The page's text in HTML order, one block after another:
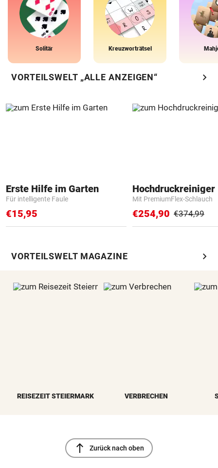
Solitär Kreuzworträtsel
VORTEILSWELT „ALLE ANZEIGEN“ chevron_right
Erste Hilfe im Garten
Für intelligente Faule
€15,95
Hochdruckreiniger
Mit PremiumFlex-Schlauch
€254,90 €374,99
VORTEILSWELT MAGAZINE chevron_right
REISEZEIT STEIERMARK VERBRECHEN
north Zurück nach oben